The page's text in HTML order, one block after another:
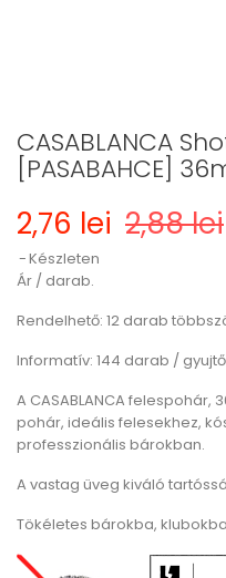
CASABLANCA
[PASABAHCE]
2,76 lei 2,88 lei
Készleten
Ár / darab.
Rendelhető: 12 darab
Informatív: 144 darab /
A CASABLANCA felespohár,
pohár, ideális felesekhez,
professzionális bárokban.
A vastag üveg kiváló
Tökéletes bárokba,